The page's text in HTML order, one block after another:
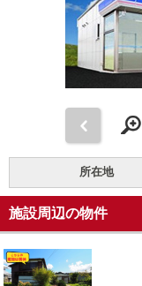
所在地
施設周辺の物件